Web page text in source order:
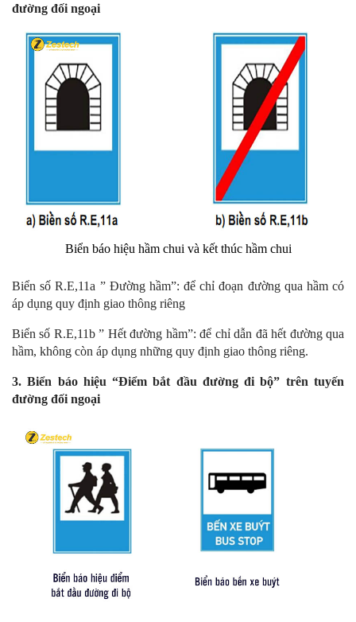
đường đối ngoại
Biển báo hiệu hầm chui và kết thúc hầm chui
Biển số R.E,11a ” Đường hầm”: để chỉ đoạn đường qua hầm có
áp dụng quy định giao thông riêng
Biển số R.E,11b ” Hết đường hầm”: để chỉ dẫn đã hết đường qua
hầm, không còn áp dụng những quy định giao thông riêng.
3. Biển báo hiệu “Điểm bắt đầu đường đi bộ” trên tuyến
đường đối ngoại